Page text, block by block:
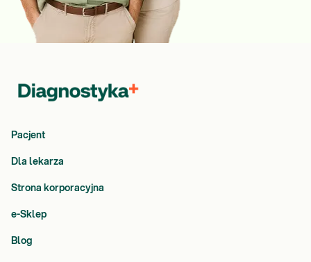
Pacjent
Dla lekarza
Strona korporacyjna
e-Sklep
Blog